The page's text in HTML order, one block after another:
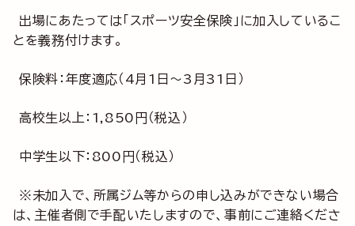
出場にあたっては「スポーツ安全保険」に加入しているこ
とを義務付けます。
保険料：年度適応（4月1日～3月31日）
高校生以上：1,850円（税込）
中学生以下：800円（税込）
※未加入で、所属ジム等からの申し込みができない場合
は、主催者側で手配いたしますので、事前にご連絡くださ